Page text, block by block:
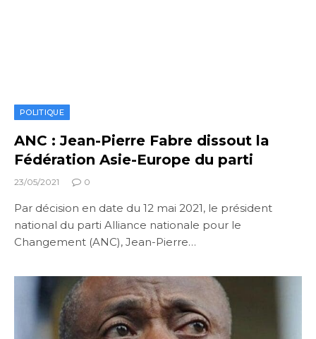
POLITIQUE
ANC : Jean-Pierre Fabre dissout la
Fédération Asie-Europe du parti
23/05/2021 0
Par décision en date du 12 mai 2021, le président
national du parti Alliance nationale pour le
Changement (ANC), Jean-Pierre…